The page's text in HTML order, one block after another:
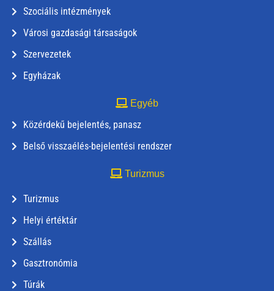
Szociális intézmények
Városi gazdasági társaságok
Szervezetek
Egyházak
Egyéb
Közérdekű bejelentés, panasz
Belső visszaélés-bejelentési rendszer
Turizmus
Turizmus
Helyi értéktár
Szállás
Gasztronómia
Túrák